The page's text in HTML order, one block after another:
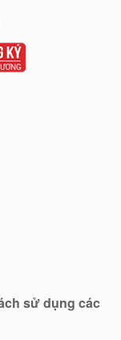
sử dụng các